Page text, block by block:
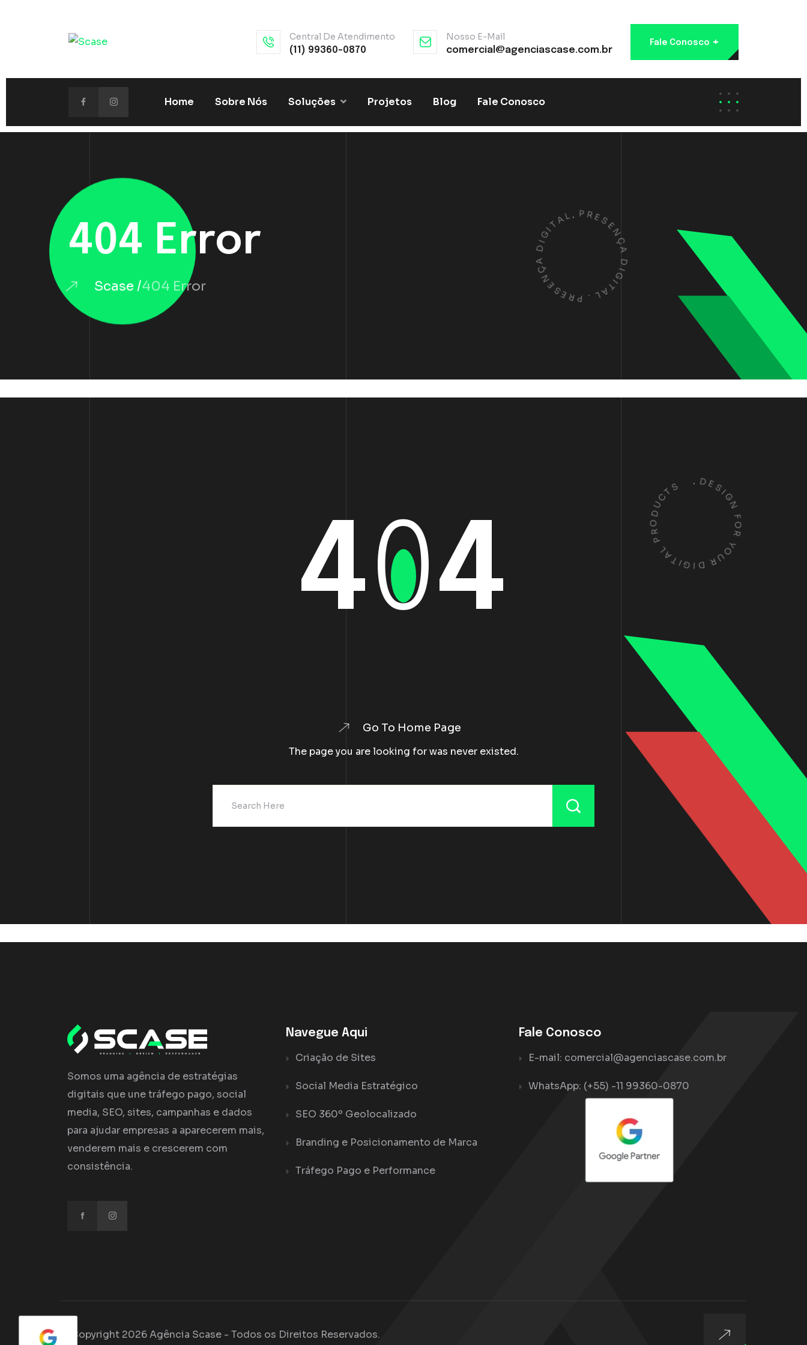
Central De Atendimento
(11) 99360-0870
Nosso E-Mail
comercial@agenciascase.com.br
Fale Conosco +
Home Sobre Nós Soluções Projetos Blog Fale Conosco
404 Error
Scase 404 Error
.PRES
E
N
Ç
A
D
I
G
I
T
A
L
.
P
R
E
S
E
N
A
D
IGIT A L
404
Go To Home Page
The page you are looking for was never existed.
.DE
SI
G
N
F
O
R
Y
O
U
R
D
I
G
I
T
A
L
P
R
O
D
UCT
Somos uma agência de estratégias
digitais que une tráfego pago, social
media, SEO, sites, campanhas e dados
para ajudar empresas a aparecerem mais,
venderem mais e crescerem com
consistência.
Navegue Aqui
Criação de Sites
Social Media Estratégico
SEO 360º Geolocalizado
Branding e Posicionamento de Marca
Tráfego Pago e Performance
Fale Conosco
E-mail: comercial@agenciascase.com.br
WhatsApp: (+55) -11 99360-0870
© Copyright 2026 Agência Scase - Todos os Direitos Reservados.